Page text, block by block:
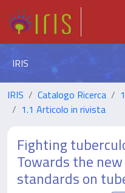
IRIS
IRIS Catalogo Ricerca
1.1 Articolo in rivista
Fighting
Towards the
standards on